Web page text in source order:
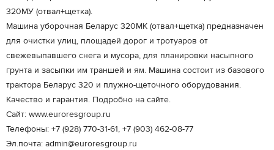
320МУ (отвал+щетка).
Машина уборочная Беларус 320МК (отвал+щетка) предназначен
для очистки улиц, площадей дорог и тротуаров от
свежевыпавшего снега и мусора, для планировки насыпного
грунта и засыпки им траншей и ям. Машина состоит из базового
трактора Беларус 320 и плужно-щеточного оборудования.
Качество и гарантия. Подробно на сайте.
Сайт: www.euroresgroup.ru
Телефоны: +7 (928) 770-31-61, +7 (903) 462-08-77
Эл.почта: admin@euroresgroup.ru